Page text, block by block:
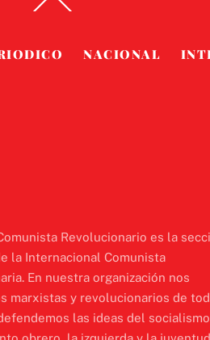
To
NACIONAL
Revolucionario es la
la Internacional Comunista
En nuestra organización nos
marxistas y revolucionarios de
las ideas del